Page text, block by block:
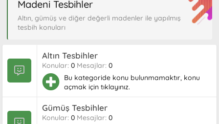
Madeni Tesbihler
Altın, gümüş ve diğer değerli madenler ile yapılmış
tesbih konuları
Altın Tesbihler
Konular 0 Mesajlar 0
Bu kategoride konu bulunmamaktır, konu
açmak için tıklayınız.
Gümüş Tesbihler
Konular 0 Mesajlar 0